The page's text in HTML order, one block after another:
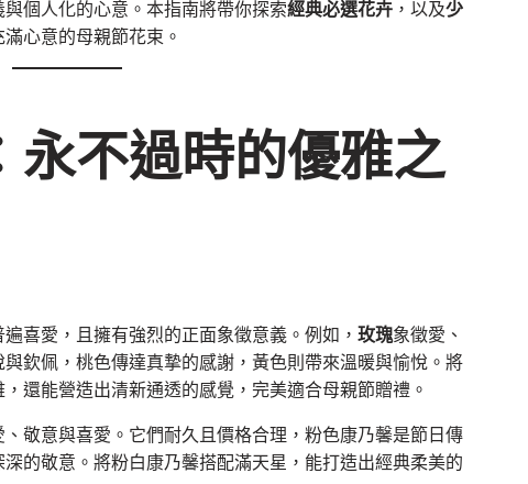
個人化的心意。本指南將帶你探索經典必選花卉 ，以及少
心意的母親節花束。
永不過時的優雅之
喜愛，且擁有強烈的正面象徵意義。例如， 玫瑰象徵愛、
欽佩，桃色傳達真摯的感謝，黃色則帶來溫暖與愉悅。將
還能營造出清新通透的感覺，完美適合母親節贈禮。
敬意與喜愛。它們耐久且價格合理，粉色康乃馨是節日傳
的敬意。將粉白康乃馨搭配滿天星，能打造出經典柔美的